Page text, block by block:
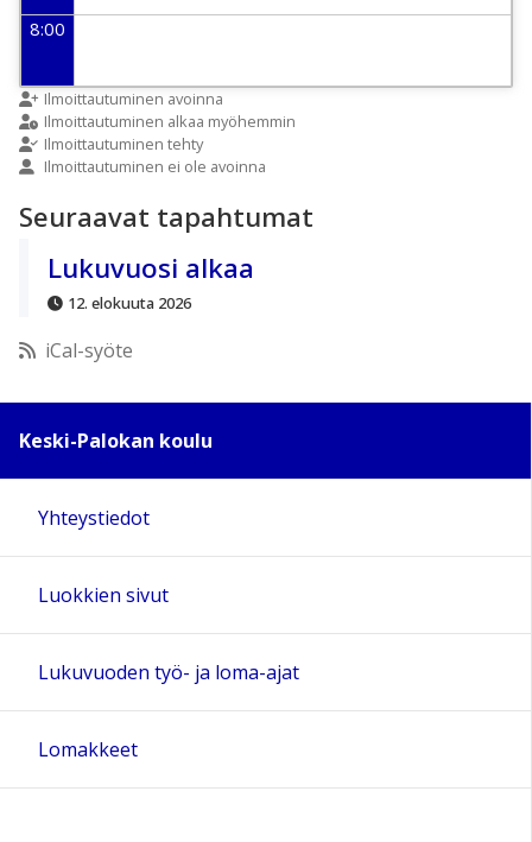
8:00
9:00
10:00
12:00
15:00
16:00
17:00
18:00
Ilmoittautuminen avoinna
Ilmoittautuminen alkaa myöhemmin
Ilmoittautuminen tehty
Ilmoittautuminen ei ole avoinna
Seuraavat tapahtumat
Lukuvuosi alkaa
12. elokuuta 2026
iCal-syöte
Keski-Palokan koulu
Yhteystiedot
Luokkien sivut
Lukuvuoden työ- ja loma-ajat
Lomakkeet